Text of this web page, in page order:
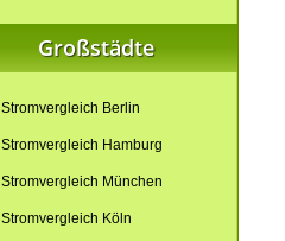
Großstädte
Stromvergleich Berlin
Stromvergleich Hamburg
Stromvergleich München
Stromvergleich Köln